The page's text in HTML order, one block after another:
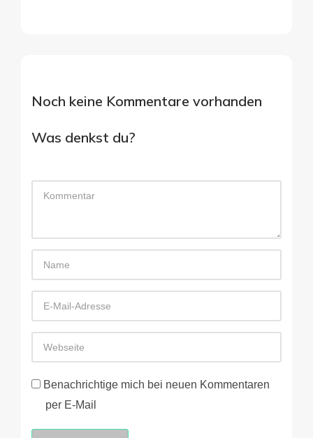
Noch keine Kommentare vorhanden
Was denkst du?
Benachrichtige mich bei neuen Kommentaren
per E-Mail